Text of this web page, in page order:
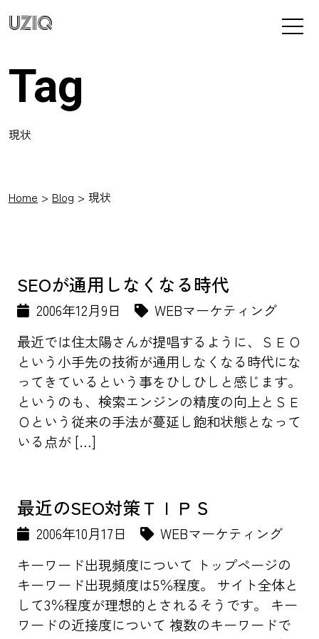
UZIQ
Tag
現状
Home Blog 現状
SEOが通用しなくなる時代
2006年12月9日
WEBマーケティング
最近では住太陽さんが提唱するように、ＳＥＯ
という小手先の技術が通用しなくなる時代にな
ってきているという事をひしひしと感じます。
というのも、検索エンジンの精度の向上とＳＥ
Ｏという従来の手法が蔓延し飽和状態となって
いる点が […]
最近のSEO対策ＴＩＰＳ
2006年10月17日
WEBマーケティング
キーワード出現頻度について トップページの
キーワード出現頻度は5％程度。 サイト全体と
して3％程度が理想的とされるそうです。 キー
ワードの近接度について 複数のキーワードで